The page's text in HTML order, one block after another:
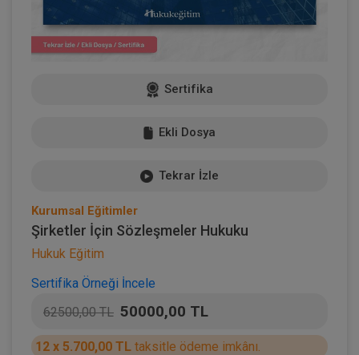
Sertifika
Ekli Dosya
Tekrar İzle
Kurumsal Eğitimler
Şirketler İçin Sözleşmeler Hukuku
Hukuk Eğitim
Sertifika Örneği İncele
62500,00 TL 50000,00 TL
12 x 5.700,00 TL taksitle ödeme imkânı.